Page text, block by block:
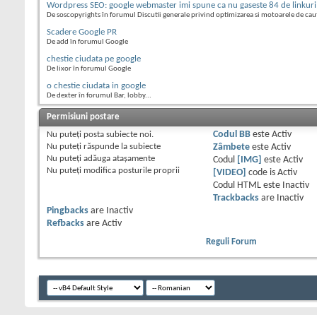
Wordpress SEO: google webmaster imi spune ca nu gaseste 84 de linkuri
De soscopyrights în forumul Discutii generale privind optimizarea si motoarele de
Scadere Google PR
De add în forumul Google
chestie ciudata pe google
De lixor în forumul Google
o chestie ciudata in google
De dexter în forumul Bar, lobby...
Permisiuni postare
Nu puteţi posta subiecte noi.
Nu puteţi răspunde la subiecte
Nu puteţi adăuga ataşamente
Nu puteţi modifica posturile proprii
Codul BBeste Activ
Zâmbeteeste Activ
Codul
[IMG] este Activ
[VIDEO]
code is Activ
Codul HTML este
Inactiv
Trackbacksare
Inactiv
Pingbacks are
Inactiv
Refbacks are Activ
Reguli Forum